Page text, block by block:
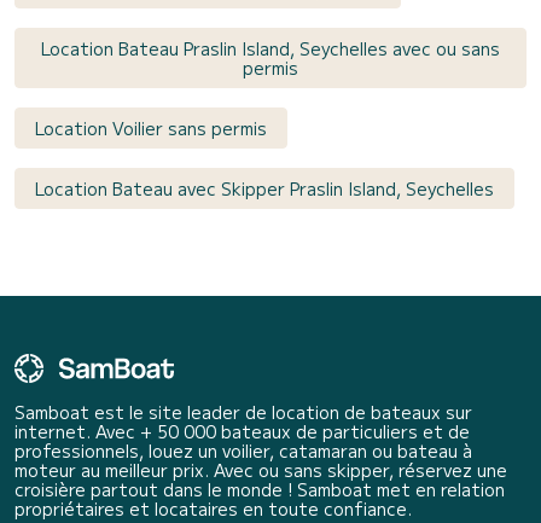
Location Bateau Praslin Island, Seychelles avec ou sans
permis
Location Voilier sans permis
Location Bateau avec Skipper Praslin Island, Seychelles
Samboat est le site leader de location de bateaux sur
internet. Avec + 50 000 bateaux de particuliers et de
professionnels, louez un voilier, catamaran ou bateau à
moteur au meilleur prix. Avec ou sans skipper, réservez une
croisière partout dans le monde ! Samboat met en relation
propriétaires et locataires en toute confiance.